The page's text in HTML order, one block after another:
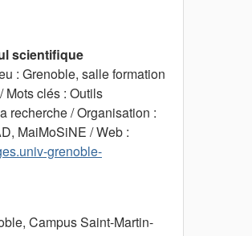
scientifique
: Grenoble, salle formation
Mots clés : Outils
recherche / Organisation :
MaiMoSiNE / Web :
grenoble-
Campus Saint-Martin-